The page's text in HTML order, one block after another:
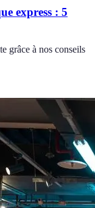
express : 5
grâce à nos conseils